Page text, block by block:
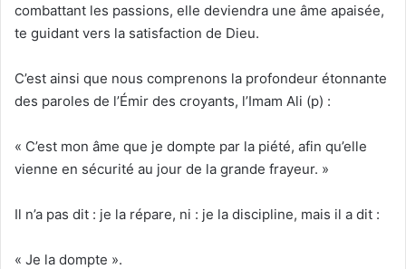
combattant les passions, elle deviendra une âme apaisée,
te guidant vers la satisfaction de Dieu.
C’est ainsi que nous comprenons la profondeur étonnante
des paroles de l’Émir des croyants, l’Imam Ali (p) :
« C’est mon âme que je dompte par la piété, afin qu’elle
vienne en sécurité au jour de la grande frayeur. »
Il n’a pas dit : je la répare, ni : je la discipline, mais il a dit :
« Je la dompte ».